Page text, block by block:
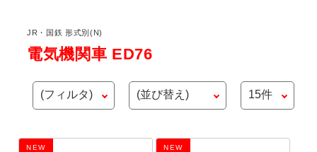
JR・国鉄 形式別(N)
電気機関車 ED76
NEW NEW